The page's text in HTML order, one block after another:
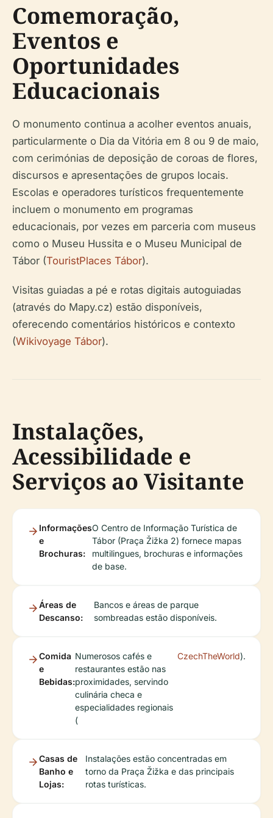
Comemoração,
Eventos e
Oportunidades
Educacionais
O monumento continua a acolher eventos anuais,
particularmente o Dia da Vitória em 8 ou 9 de maio,
com cerimónias de deposição de coroas de flores,
discursos e apresentações de grupos locais.
Escolas e operadores turísticos frequentemente
incluem o monumento em programas
educacionais, por vezes em parceria com museus
como o Museu Hussita e o Museu Municipal de
Tábor (TouristPlaces Tábor).
Visitas guiadas a pé e rotas digitais autoguiadas
(através do Mapy.cz) estão disponíveis,
oferecendo comentários históricos e contexto
(Wikivoyage Tábor).
Instalações,
Acessibilidade e
Serviços ao Visitante
Informações
e
Brochuras:
O Centro de Informação Turística de
Tábor (Praça Žižka 2) fornece mapas
multilingues, brochuras e informações
de base.
Áreas de
Descanso:
Bancos e áreas de parque
sombreadas estão disponíveis.
Comida
e
Bebidas:
Numerosos cafés e
restaurantes estão nas
proximidades, servindo
culinária checa e
especialidades regionais
(
CzechTheWorld).
Casas de
Banho e
Lojas:
Instalações estão concentradas em
torno da Praça Žižka e das principais
rotas turísticas.